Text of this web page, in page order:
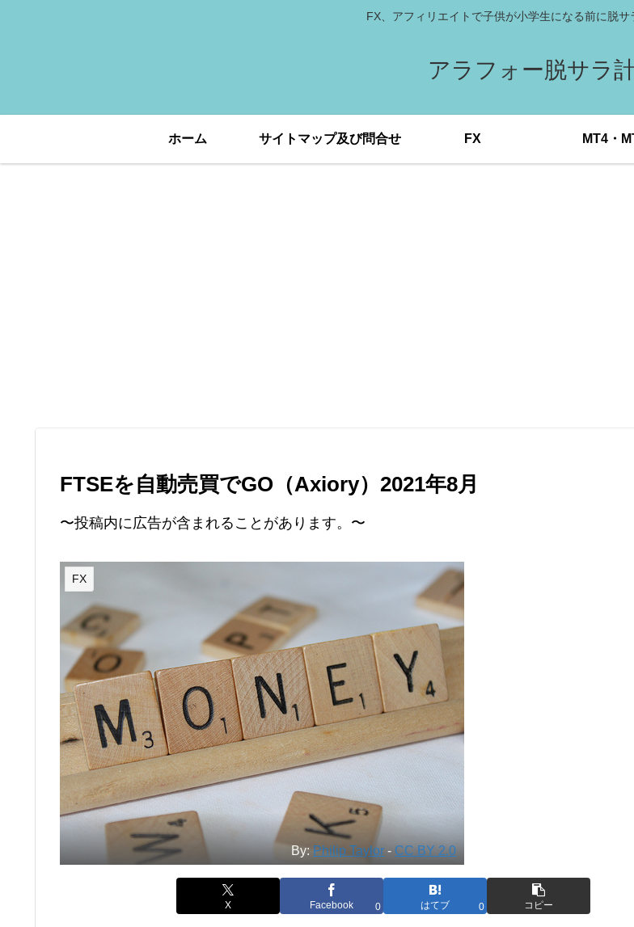
FX、アフィリエイトで子供が小学生になる前に脱
アラフォー脱サラ
ホーム サイトマップ及び問合せ FX MT4・
FTSEを自動売買でGO（Axiory）2021年8月
〜投稿内に広告が含まれることがあります。〜
FX
By: Philip Taylor - CC BY 2.0
X Facebook 0 はてブ 0 コピー